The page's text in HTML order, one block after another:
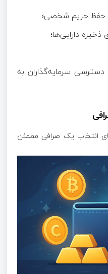
و حفظ حریم شخصی؛
دارایی‌ها؛
سرمایه‌گذاران به